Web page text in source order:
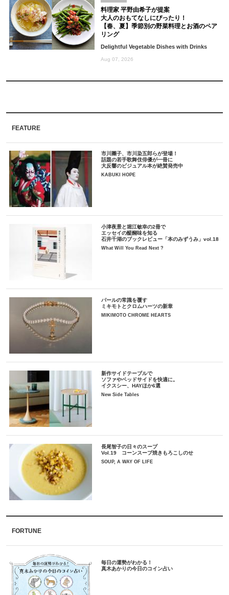
料理家 平野由希子が提案
大人のおもてなしにぴったり！
【春、夏】季節別の野菜料理とお酒のペア
リング
Delightful Vegetable Dishes with Drinks
Aug 07, 2026
FEATURE
市川團子、市川染五郎らが登場！
話題の若手歌舞伎俳優が一冊に
大反響のビジュアル本が絶賛発売中
KABUKI HOPE
小津夜景と堀江敏幸の2冊で
エッセイの醍醐味を知る
石井千湖のブックレビュー「本のみずうみ」vol.18
What Will You Read Next ?
パールの常識を覆す
ミキモトとクロムハーツの新章
MIKIMOTO CHROME HEARTS
新作サイドテーブルで
ソファやベッドサイドを快適に。
イクスシー、HAYほか6選
New Side Tables
長尾智子の日々のスープ
Vol.19 コーンスープ焼きもろこしのせ
SOUP, A WAY OF LIFE
FORTUNE
毎日の運勢がわかる！